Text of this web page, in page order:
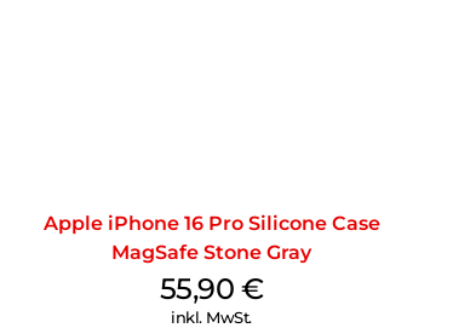
Apple iPhone 16 Pro Silicone Case
MagSafe Stone Gray
55,90 €
inkl. MwSt.